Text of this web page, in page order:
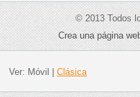
© 2013 Todos
Crea una página
Ver: Móvil | Clásica